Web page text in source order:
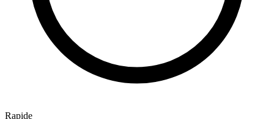
Rapide